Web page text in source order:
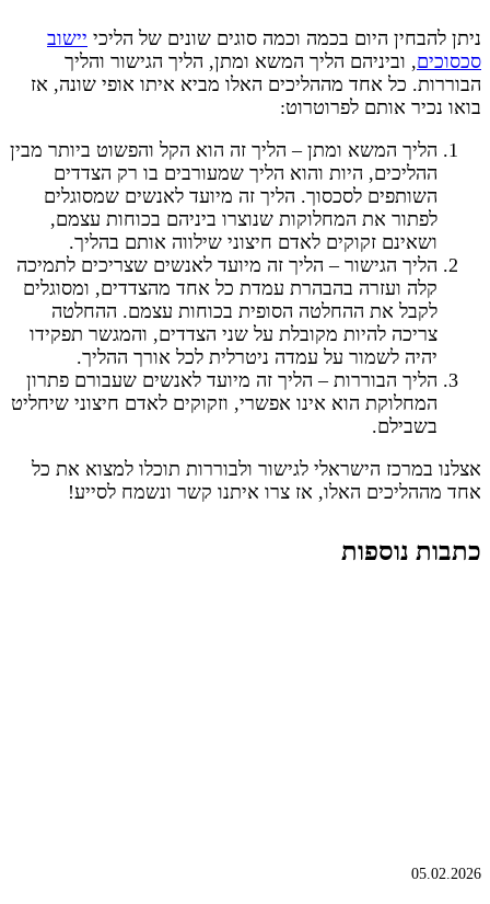
ניתן להבחין היום בכמה וכמה סוגים שונים של הליכי יישוב
סכסוכים, וביניהם הליך המשא ומתן, הליך הגישור והליך
הבוררות. כל אחד מההליכים האלו מביא איתו אופי שונה, אז
בואו נכיר אותם לפרוטרוט:
הליך המשא ומתן – הליך זה הוא הקל והפשוט ביותר מבין
ההליכים, היות והוא הליך שמעורבים בו רק הצדדים
השותפים לסכסוך. הליך זה מיועד לאנשים שמסוגלים
לפתור את המחלוקות שנוצרו ביניהם בכוחות עצמם,
ושאינם זקוקים לאדם חיצוני שילווה אותם בהליך.
הליך הגישור – הליך זה מיועד לאנשים שצריכים לתמיכה
קלה ועזרה בהבהרת עמדת כל אחד מהצדדים, ומסוגלים
לקבל את ההחלטה הסופית בכוחות עצמם. ההחלטה
צריכה להיות מקובלת על שני הצדדים, והמגשר תפקידו
יהיה לשמור על עמדה ניטרלית לכל אורך ההליך.
הליך הבוררות – הליך זה מיועד לאנשים שעבורם פתרון
המחלוקת הוא אינו אפשרי, וזקוקים לאדם חיצוני שיחליט
בשבילם.
אצלנו במרכז הישראלי לגישור ולבוררות תוכלו למצוא את כל
אחד מההליכים האלו, אז צרו איתנו קשר ונשמח לסייע!
כתבות נוספות
05.02.2026